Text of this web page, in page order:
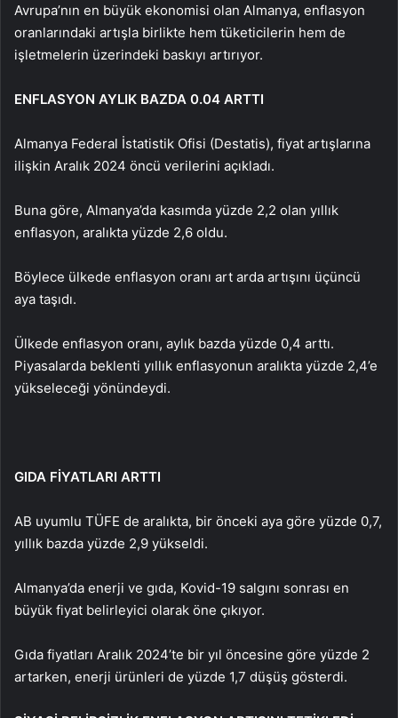
Avrupa’nın en büyük ekonomisi olan Almanya, enflasyon
oranlarındaki artışla birlikte hem tüketicilerin hem de
işletmelerin üzerindeki baskıyı artırıyor.
ENFLASYON AYLIK BAZDA 0.04 ARTTI
Almanya Federal İstatistik Ofisi (Destatis), fiyat artışlarına
ilişkin Aralık 2024 öncü verilerini açıkladı.
Buna göre, Almanya’da kasımda yüzde 2,2 olan yıllık
enflasyon, aralıkta yüzde 2,6 oldu.
Böylece ülkede enflasyon oranı art arda artışını üçüncü
aya taşıdı.
Ülkede enflasyon oranı, aylık bazda yüzde 0,4 arttı.
Piyasalarda beklenti yıllık enflasyonun aralıkta yüzde 2,4’e
yükseleceği yönündeydi.
GIDA FİYATLARI ARTTI
AB uyumlu TÜFE de aralıkta, bir önceki aya göre yüzde 0,7,
yıllık bazda yüzde 2,9 yükseldi.
Almanya’da enerji ve gıda, Kovid-19 salgını sonrası en
büyük fiyat belirleyici olarak öne çıkıyor.
Gıda fiyatları Aralık 2024’te bir yıl öncesine göre yüzde 2
artarken, enerji ürünleri de yüzde 1,7 düşüş gösterdi.